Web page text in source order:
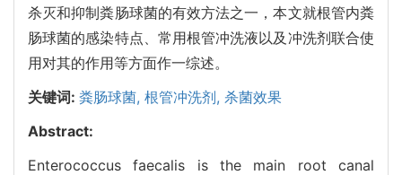
杀灭和抑制粪肠球菌的有效方法之一，本文就根管内粪
肠球菌的感染特点、常用根管冲洗液以及冲洗剂联合使
用对其的作用等方面作一综述。
关键词: 粪肠球菌, 根管冲洗剂, 杀菌效果
Abstract:
Enterococcus faecalis is the main root canal